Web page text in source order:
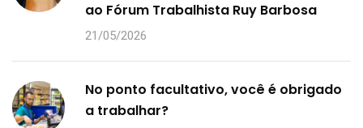
ao Fórum Trabalhista Ruy Barbosa
21/05/2026
No ponto facultativo, você é obrigado
a trabalhar?